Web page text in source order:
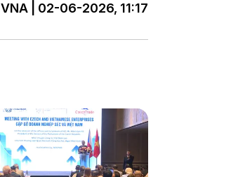
VNA | 02-06-2026, 11:17